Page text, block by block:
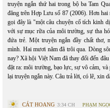
truyện ngắn thứ hai trong bộ ba Tam
đăng trên Hợp Lưu số 87 (2006). Hơn
gọi đây là "một câu chuyện cổ tích kinh
với sự mục rữa của môi trường, sự tha
đứa trẻ. Một truyện ngắn đầy chất thơ,
mình. Hai mươi năm đã trôi qua. Dòng
nay? Xã hội Việt Nam đã thay đổi đến
đặt ra: môi trường, bạo lực, sự vô cảm,
lại truyện ngắn này. Câu trả lời, có lẽ, xin
CÁT HOANG 3:34 CH PHẠM